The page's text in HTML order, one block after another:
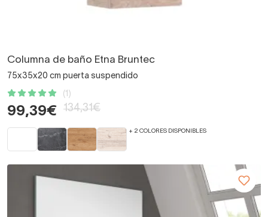
Columna de baño Etna Bruntec
75x35x20 cm puerta suspendido
(1)
99,39€ 134,31€
+ 2 COLORES DISPONIBLES